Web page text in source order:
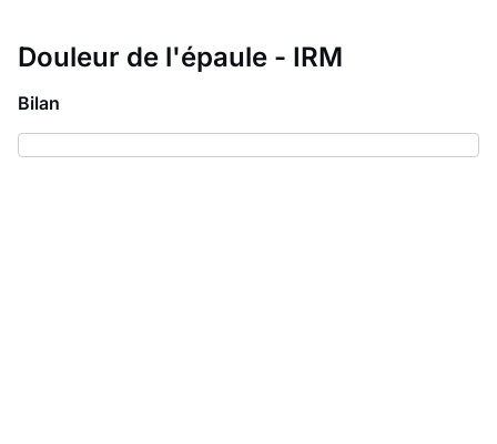
Douleur de l'épaule - IRM
Bilan